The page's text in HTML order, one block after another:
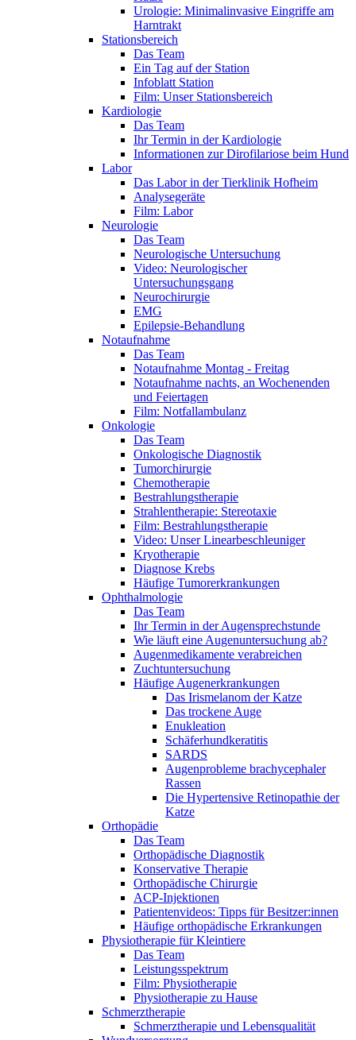
Urologie: Minimalinvasive Eingriffe am
Harntrakt
Stationsbereich
Das Team
Ein Tag auf der Station
Infoblatt Station
Film: Unser Stationsbereich
Kardiologie
Das Team
Ihr Termin in der Kardiologie
Informationen zur Dirofilariose beim Hund
Labor
Das Labor in der Tierklinik Hofheim
Analysegeräte
Film: Labor
Neurologie
Das Team
Neurologische Untersuchung
Video: Neurologischer
Untersuchungsgang
Neurochirurgie
EMG
Epilepsie-Behandlung
Notaufnahme
Das Team
Notaufnahme Montag - Freitag
Notaufnahme nachts, an Wochenenden
und Feiertagen
Film: Notfallambulanz
Onkologie
Das Team
Onkologische Diagnostik
Tumorchirurgie
Chemotherapie
Bestrahlungstherapie
Strahlentherapie: Stereotaxie
Film: Bestrahlungstherapie
Video: Unser Linearbeschleuniger
Kryotherapie
Diagnose Krebs
Häufige Tumorerkrankungen
Ophthalmologie
Das Team
Ihr Termin in der Augensprechstunde
Wie läuft eine Augenuntersuchung ab?
Augenmedikamente verabreichen
Zuchtuntersuchung
Häufige Augenerkrankungen
Das Irismelanom der Katze
Das trockene Auge
Enukleation
Schäferhundkeratitis
SARDS
Augenprobleme brachycephaler
Rassen
Die Hypertensive Retinopathie der
Katze
Orthopädie
Das Team
Orthopädische Diagnostik
Konservative Therapie
Orthopädische Chirurgie
ACP-Injektionen
Patientenvideos: Tipps für Besitzer:innen
Häufige orthopädische Erkrankungen
Physiotherapie für Kleintiere
Das Team
Leistungsspektrum
Film: Physiotherapie
Physiotherapie zu Hause
Schmerztherapie
Schmerztherapie und Lebensqualität